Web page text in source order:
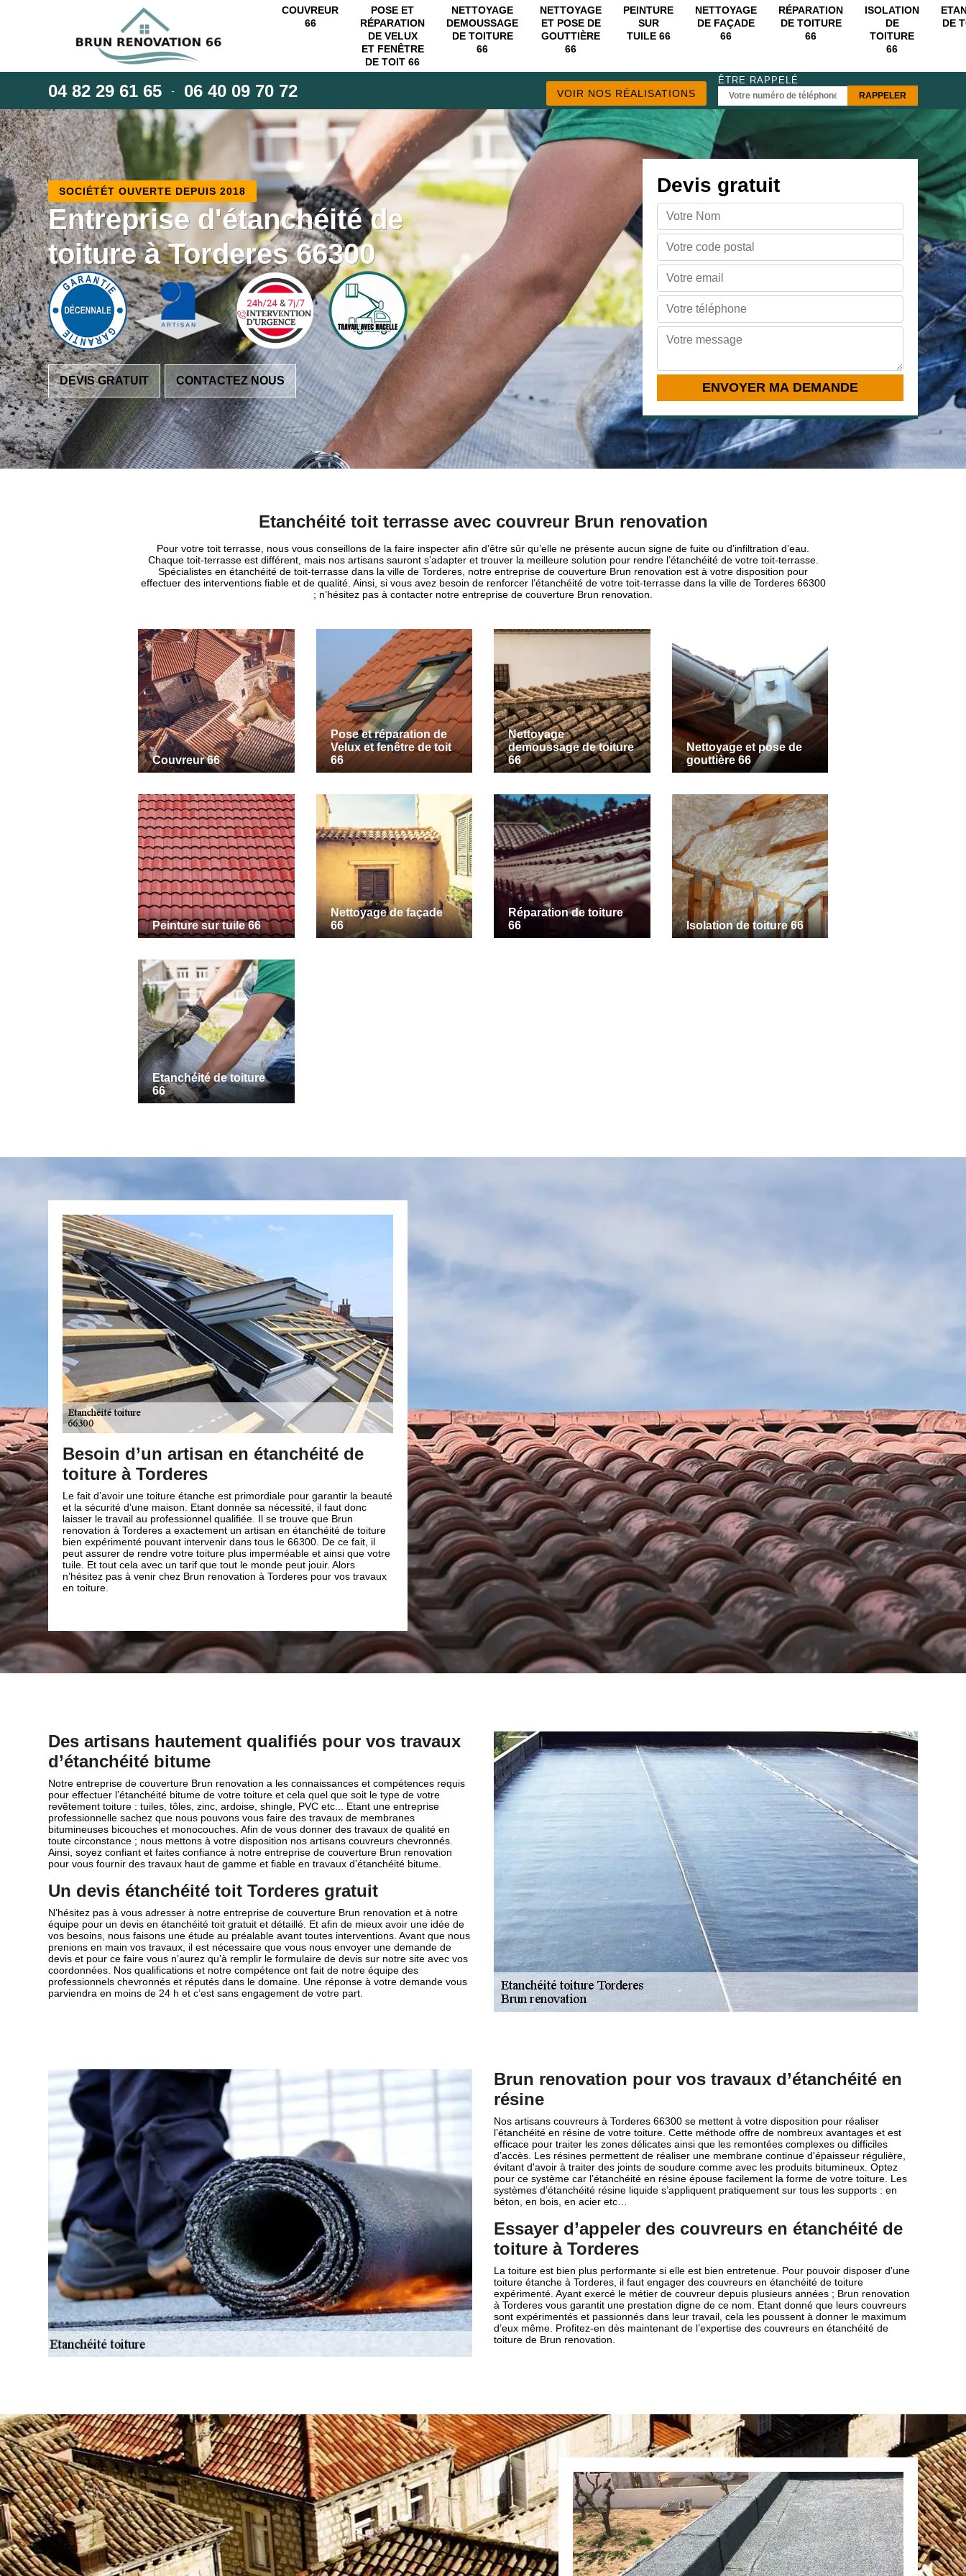
COUVREUR
66
POSE ET
RÉPARATION
DE VELUX
ET FENÊTRE
DE TOIT 66
NETTOYAGE
DEMOUSSAGE
DE TOITURE
66
NETTOYAGE
ET POSE DE
GOUTTIÈRE
66
PEINTURE
SUR
TUILE 66
NETTOYAGE
DE FAÇADE
66
RÉPARATION
DE TOITURE
66
ISOLATION
DE
TOITURE
66
DE
04 82 29 61 65 - 06 40 09 70 72 VOIR NOS RÉALISATIONS
ÊTRE RAPPELÉ
SOCIÉTÉT OUVERTE DEPUIS 2018
Entreprise d'étanchéité de
toiture à Torderes 66300
DEVIS GRATUIT CONTACTEZ NOUS
Devis gratuit
Etanchéité toit terrasse avec couvreur Brun renovation
Pour votre toit terrasse, nous vous conseillons de la faire inspecter afin d’être sûr qu’elle ne présente aucun signe de fuite ou d’infiltration d’eau.
Chaque toit-terrasse est différent, mais nos artisans sauront s’adapter et trouver la meilleure solution pour rendre l’étanchéité de votre toit-terrasse.
Spécialistes en étanchéité de toit-terrasse dans la ville de Torderes, notre entreprise de couverture Brun renovation est à votre disposition pour
effectuer des interventions fiable et de qualité. Ainsi, si vous avez besoin de renforcer l’étanchéité de votre toit-terrasse dans la ville de Torderes 66300
; n’hésitez pas à contacter notre entreprise de couverture Brun renovation.
Couvreur 66
Pose et réparation de
Velux et fenêtre de toit
66
Nettoyage
demoussage de toiture
66
Nettoyage et pose de
gouttière 66
Peinture sur tuile 66
Nettoyage de façade
66
Réparation de toiture
66
Isolation de toiture 66
Etanchéité de toiture
66
de
la beauté
faut donc
Brun
de toiture
ce fait, il
ainsi que votre
Alors
vos travaux
Recherches de fuite sur le toit avec
Brun renovation
Une fuite sur le toit, n’est pas toujours bon signe ; en effet cela peut être
dégradant pour votre habitation. Une tuile fissurée, une tuile déplacée
pourraient être la cause de la fuite sur le toit. Mais pour pouvoir trouver
la source exacte de la fuite, il est conseillé de faire appel à un
professionnel en couverture, comme Brun renovation. En effet, notre
entreprise de couverture a les qualifications et les expériences
nécessaires pour pouvoir discerner la cause de la fuite rapidement et
efficacement ; une fois trouvée nous procéderons à la réparation de
votre toit, pour qu’elle retrouve son étanchéité.
L’étanchéité de toit avec couvreur Brun
renovation
Êtes-vous à la recherche d’un professionnel pour s’occuper l’étanchéité
de votre toit ? Notre entreprise de couverture Brun renovation a les
capacités et les qualifications nécessaires pour pouvoir répondre à
toutes vos besoins. Chez couvreur Brun renovation, nous assurons
toutes demandes de travaux d’étanchéité avec des produits efficaces et
fiables. De plus, nos artisans couvreurs 66 pourront renforcer
l’étanchéité de votre toit rapidement et cela peu importe la forme et le
type de revêtement de votre toit ; ils sauront s’adapter et vous fournir les
meilleurs prestations en étanchéité toiture dans la ville de Torderes
66300.
Besoin d’un artisan en
toiture à Torderes
Le fait d’avoir une toiture étanche est primordiale
et la sécurité d’une maison. Etant donnée sa
laisser le travail au professionnel qualifiée. Il se
renovation à Torderes a exactement un artisan
bien expérimenté pouvant intervenir dans tous le
peut assurer de rendre votre toiture plus
tuile. Et tout cela avec un tarif que tout le monde
n’hésitez pas à venir chez Brun renovation à
en toiture.
Des artisans hautement qualifiés pour vos travaux
d’étanchéité bitume
Notre entreprise de couverture Brun renovation a les connaissances et compétences requis
pour effectuer l’étanchéité bitume de votre toiture et cela quel que soit le type de votre
revêtement toiture : tuiles, tôles, zinc, ardoise, shingle, PVC etc... Etant une entreprise
professionnelle sachez que nous pouvons vous faire des travaux de membranes
bitumineuses bicouches et monocouches. Afin de vous donner des travaux de qualité en
toute circonstance ; nous mettons à votre disposition nos artisans couvreurs chevronnés.
Ainsi, soyez confiant et faites confiance à notre entreprise de couverture Brun renovation
pour vous fournir des travaux haut de gamme et fiable en travaux d’étanchéité bitume.
Un devis étanchéité toit Torderes gratuit
N’hésitez pas à vous adresser à notre entreprise de couverture Brun renovation et à notre
équipe pour un devis en étanchéité toit gratuit et détaillé. Et afin de mieux avoir une idée de
vos besoins, nous faisons une étude au préalable avant toutes interventions. Avant que nous
prenions en main vos travaux, il est nécessaire que vous nous envoyer une demande de
devis et pour ce faire vous n’aurez qu’à remplir le formulaire de devis sur notre site avec vos
coordonnées. Nos qualifications et notre compétence ont fait de notre équipe des
professionnels chevronnés et réputés dans le domaine. Une réponse à votre demande vous
parviendra en moins de 24 h et c’est sans engagement de votre part.
Brun renovation pour vos travaux d’étanchéité en
résine
Nos artisans couvreurs à Torderes 66300 se mettent à votre disposition pour réaliser
l’étanchéité en résine de votre toiture. Cette méthode offre de nombreux avantages et est
efficace pour traiter les zones délicates ainsi que les remontées complexes ou difficiles
d’accès. Les résines permettent de réaliser une membrane continue d'épaisseur régulière,
évitant d'avoir à traiter des joints de soudure comme avec les produits bitumineux. Optez
pour ce système car l’étanchéité en résine épouse facilement la forme de votre toiture. Les
systèmes d’étanchéité résine liquide s’appliquent pratiquement sur tous les supports : en
béton, en bois, en acier etc…
Essayer d’appeler des couvreurs en étanchéité de
toiture à Torderes
La toiture est bien plus performante si elle est bien entretenue. Pour pouvoir disposer d’une
toiture étanche à Torderes, il faut engager des couvreurs en étanchéité de toiture
expérimenté. Ayant exercé le métier de couvreur depuis plusieurs années ; Brun renovation
à Torderes vous garantit une prestation digne de ce nom. Etant donné que leurs couvreurs
sont expérimentés et passionnés dans leur travail, cela les poussent à donner le maximum
d’eux même. Profitez-en dès maintenant de l’expertise des couvreurs en étanchéité de
toiture de Brun renovation.